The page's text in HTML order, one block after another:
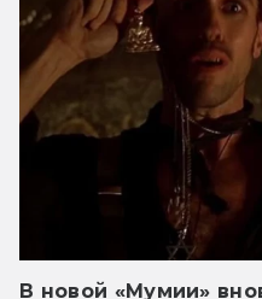
В новой «Мумии»